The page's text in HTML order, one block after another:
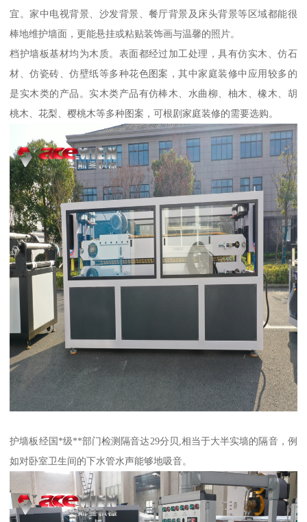
宜。家中电视背景、沙发背景、餐厅背景及床头背景等区域都能很
棒地维护墙面，更能悬挂或粘贴装饰画与温馨的照片。
档护墙板基材均为木质。表面都经过加工处理，具有仿实木、仿石
材、仿瓷砖、仿壁纸等多种花色图案，其中家庭装修中应用较多的
是实木类的产品。实木类产品有仿棒木、水曲柳、柚木、橡木、胡
桃木、花梨、樱桃木等多种图案，可根剧家庭装修的需要选购。
护墙板经国*级**部门检测隔音达29分贝,相当于大半实墙的隔音，例
如对卧室卫生间的下水管水声能够地吸音。